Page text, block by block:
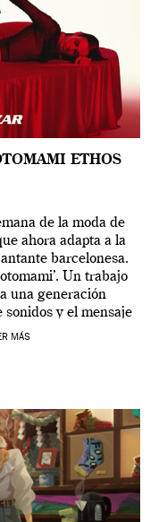
ETHOS
de la moda de
ahora adapta a la
barcelonesa.
Un trabajo
una generación
sonidos y el mensaje
[…]
MÁS